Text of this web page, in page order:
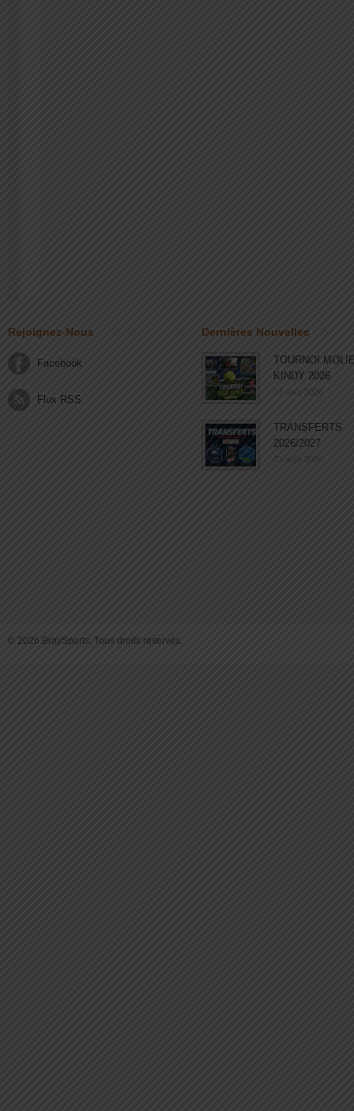
Rejoignez-Nous
Facebook
Flux RSS
Dernières Nouvelles
TOURNOI
KINDY 2026
03 août 2026
TRANSFERTS
2026/2027
03 août 2026
© 2026 BraySports. Tous droits reservés.